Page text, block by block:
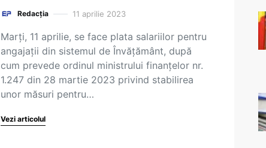
Redacția 11 aprilie 2023
Marți, 11 aprilie, se face plata salariilor pentru
angajații din sistemul de Învățământ, după
cum prevede ordinul ministrului finanțelor nr.
1.247 din 28 martie 2023 privind stabilirea
unor măsuri pentru…
Vezi articolul